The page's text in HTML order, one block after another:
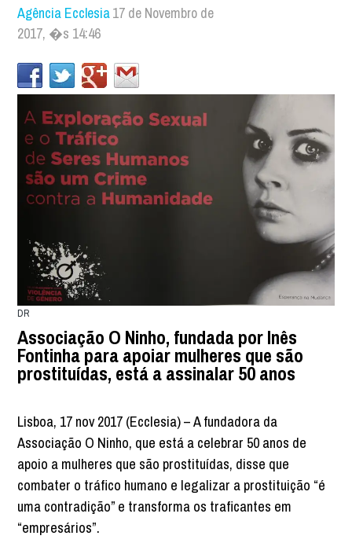
Agência Ecclesia17 de Novembro de
2017, �s 14:46
DR
Associação O Ninho, fundada por Inês
Fontinha para apoiar mulheres que são
prostituídas, está a assinalar 50 anos
Lisboa, 17 nov 2017 (Ecclesia) – A fundadora da
Associação O Ninho, que está a celebrar 50 anos de
apoio a mulheres que são prostituídas, disse que
combater o tráfico humano e legalizar a prostituição “é
uma contradição” e transforma os traficantes em
“empresários”.